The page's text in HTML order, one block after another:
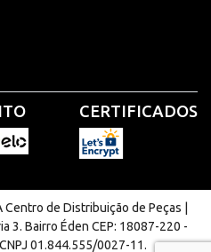
CERTIFICADOS
Centro de Distribuição de Peças |
3. Bairro Éden CEP: 18087-220 -
01.844.555/0027-11.